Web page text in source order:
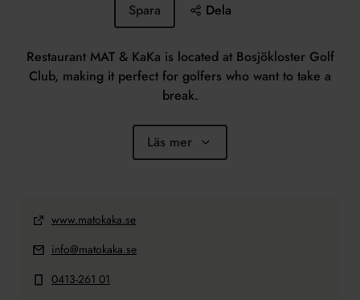
Spara Dela
Restaurant MAT & KaKa is located at Bosjökloster Golf
Club, making it perfect for golfers who want to take a
break.
Läs mer
www.matokaka.se
info@matokaka.se
0413-261 01